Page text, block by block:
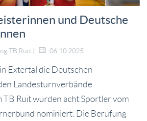
und Deutsche
TB Ruit | 06.10.2025
Extertal die Deutschen
Landesturnverbände
TB Ruit wurden acht Sportler vom
nominiert. Die Berufung